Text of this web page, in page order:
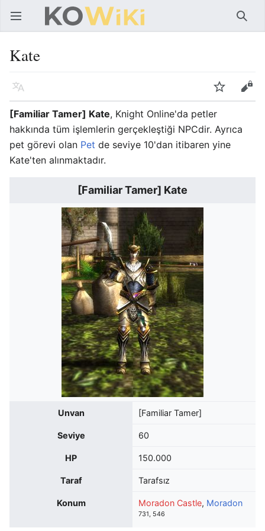
Ana menüyü aç Ara
Kate
Dil İzle
[Familiar Tamer] Kate, Knight Online'da petler
hakkında tüm işlemlerin gerçekleştiği NPCdir. Ayrıca
pet görevi olan Pet de seviye 10'dan itibaren yine
Kate'ten alınmaktadır.
[Familiar Tamer] Kate
Unvan [Familiar Tamer]
Seviye 60
HP 150.000
Taraf Tarafsız
Konum Moradon Castle, Moradon
731, 546